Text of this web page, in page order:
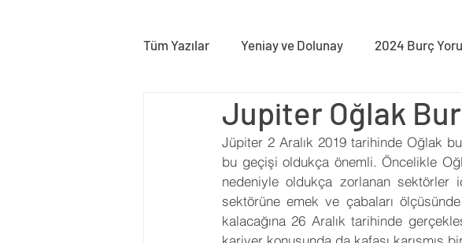
Tüm Yazılar Yeniay ve Dolunay 2024 Burç
Doğum Haritası Rektifikasyon İlişki
Astroloji Eğitimi 2023 Burç Yorumları
Transitler Tutulmalar Öngörü Açı
Jupiter Oğlak
Jüpiter 2 Aralık 2019 tarihinde Oğlak
bu geçişi oldukça önemli. Öncelikle
nedeniyle oldukça zorlanan
sektörüne emek ve çabaları
kalacağına 26 Aralık tarihinde